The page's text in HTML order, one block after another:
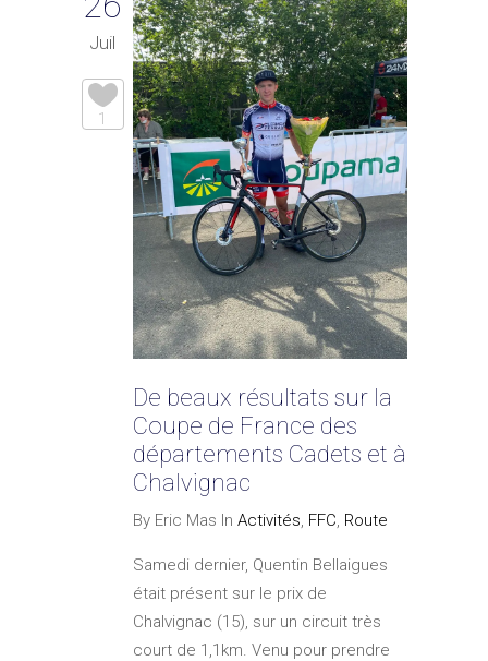
Juil
1
De beaux résultats sur la
Coupe de France des
départements Cadets et à
Chalvignac
By Eric Mas In Activités, FFC, Route
Samedi dernier, Quentin Bellaigues
était présent sur le prix de
Chalvignac (15), sur un circuit très
court de 1,1km. Venu pour prendre